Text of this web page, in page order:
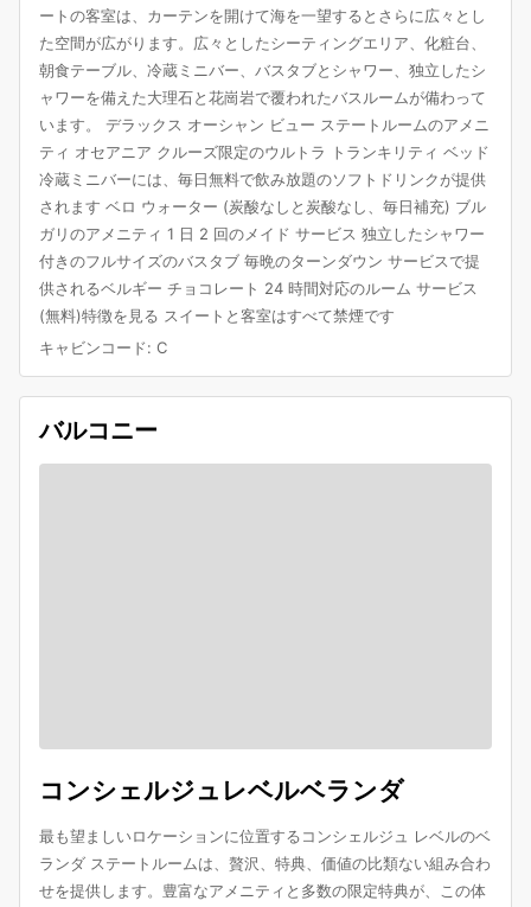
ートの客室は、カーテンを開けて海を一望するとさらに広々とし
た空間が広がります。広々としたシーティングエリア、化粧台、
朝食テーブル、冷蔵ミニバー、バスタブとシャワー、独立したシ
ャワーを備えた大理石と花崗岩で覆われたバスルームが備わって
います。 デラックス オーシャン ビュー ステートルームのアメニ
ティ オセアニア クルーズ限定のウルトラ トランキリティ ベッド
冷蔵ミニバーには、毎日無料で飲み放題のソフトドリンクが提供
されます ベロ ウォーター (炭酸なしと炭酸なし、毎日補充) ブル
ガリのアメニティ 1 日 2 回のメイド サービス 独立したシャワー
付きのフルサイズのバスタブ 毎晩のターンダウン サービスで提
供されるベルギー チョコレート 24 時間対応のルーム サービス
(無料)特徴を見る スイートと客室はすべて禁煙です
キャビンコード: C
バルコニー
コンシェルジュレベルベランダ
最も望ましいロケーションに位置するコンシェルジュ レベルのベ
ランダ ステートルームは、贅沢、特典、価値の比類ない組み合わ
せを提供します。豊富なアメニティと多数の限定特典が、この体